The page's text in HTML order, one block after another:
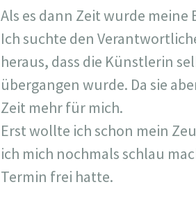
Als es dann Zeit wurde meine
Ich suchte den
heraus, dass die Künstlerin
übergangen wurde. Da sie
Zeit mehr für mich.
Erst wollte ich schon mein
ich mich nochmals schlau
Termin frei hatte.